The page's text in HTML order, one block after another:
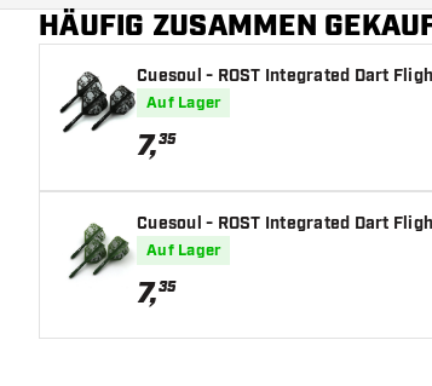
HÄUFIG ZUSAMMEN
Cuesoul - ROST Integrated Dart
Auf Lager
7,35
Cuesoul - ROST Integrated Dart
Auf Lager
7,35